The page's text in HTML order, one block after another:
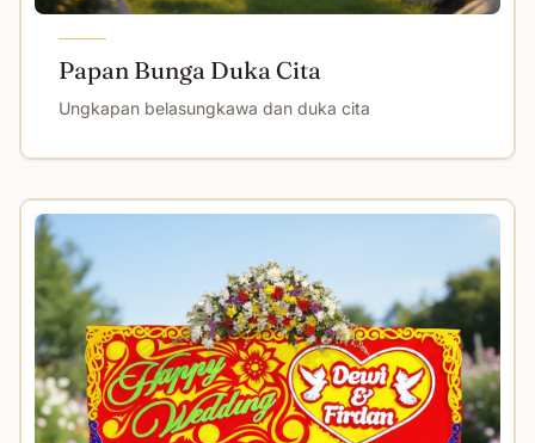
Papan Bunga Duka Cita
Ungkapan belasungkawa dan duka cita